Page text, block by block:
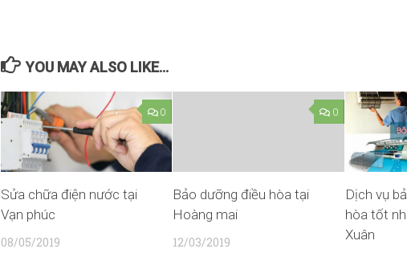
YOU MAY ALSO LIKE...
0
Sửa chữa điện nước tại
Vạn phúc
08/05/2019
0
Bảo dưỡng điều hòa tại
Hoàng mai
12/03/2019
Dịch vụ
hòa tốt
Xuân